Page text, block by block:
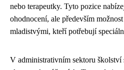
nebo terapeutky. Tyto pozice
ohodnocení, ale především
mladistvými, kteří potřebují
V administrativním sektoru školství